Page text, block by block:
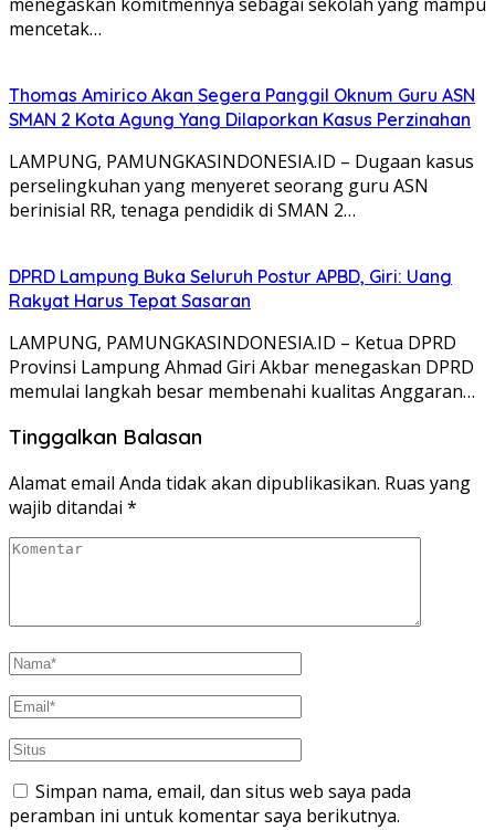
mencetak…
Thomas Amirico Akan Segera Panggil Oknum Guru ASN
SMAN 2 Kota Agung Yang Dilaporkan Kasus Perzinahan
LAMPUNG, PAMUNGKASINDONESIA.ID – Dugaan kasus
perselingkuhan yang menyeret seorang guru ASN
berinisial RR, tenaga pendidik di SMAN 2…
DPRD Lampung Buka Seluruh Postur APBD, Giri: Uang
Rakyat Harus Tepat Sasaran
LAMPUNG, PAMUNGKASINDONESIA.ID – Ketua DPRD
Provinsi Lampung Ahmad Giri Akbar menegaskan DPRD
memulai langkah besar membenahi kualitas Anggaran…
Tinggalkan Balasan
Alamat email Anda tidak akan dipublikasikan. Ruas yang
wajib ditandai *
Simpan nama, email, dan situs web saya pada
peramban ini untuk komentar saya berikutnya.